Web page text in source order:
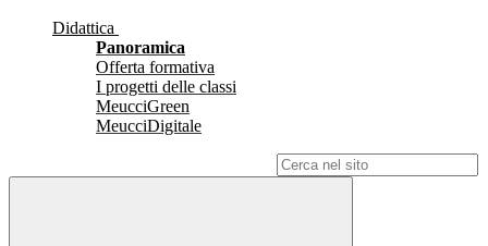
Didattica
Panoramica
Offerta formativa
I progetti delle classi
MeucciGreen
MeucciDigitale